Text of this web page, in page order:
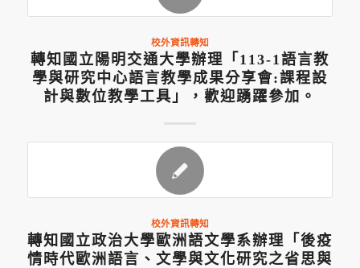
校外資訊轉知
轉知國立陽明交通大學辦理「113-1語言教
學與研究中心語言教學成果分享會:課程設
計與數位教學工具」，歡迎踴躍參加。
校外資訊轉知
轉知國立政治大學歐洲語文學系辦理「後疫
情時代歐洲語言、文學與文化研究之省思與